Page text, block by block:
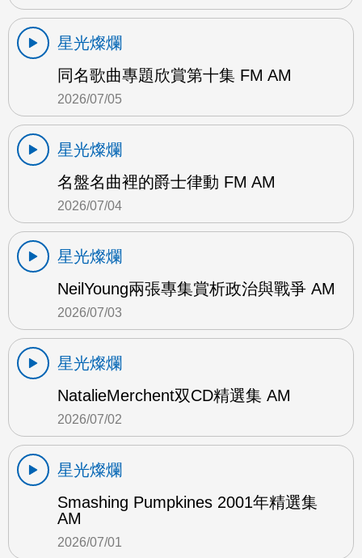
星光燦爛
同名歌曲專題欣賞第十集 FM AM
2026/07/05
星光燦爛
名盤名曲裡的爵士律動 FM AM
2026/07/04
星光燦爛
NeilYoung兩張專集賞析政治與戰爭 AM
2026/07/03
星光燦爛
NatalieMerchent双CD精選集 AM
2026/07/02
星光燦爛
Smashing Pumpkines 2001年精選集
AM
2026/07/01